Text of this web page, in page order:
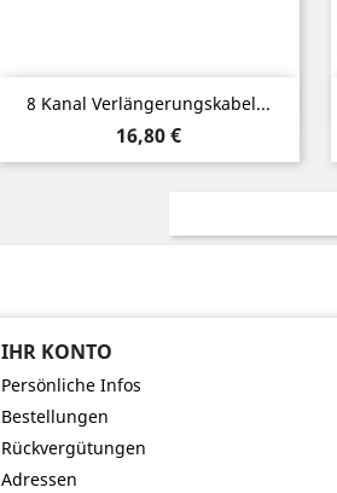
8 Kanal Verlängerungskabel...
Preis
16,80 €
Vorschau
IHR KONTO
Persönliche Infos
Bestellungen
Rückvergütungen
Adressen